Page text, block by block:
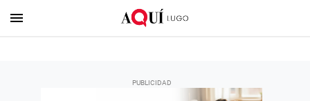
menu